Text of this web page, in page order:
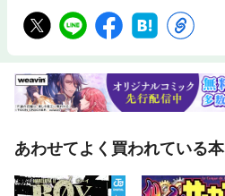
あわせてよく買われている本